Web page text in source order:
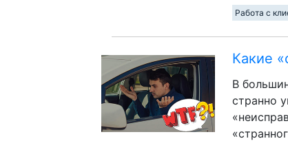
Работа с
Какие
В
странно